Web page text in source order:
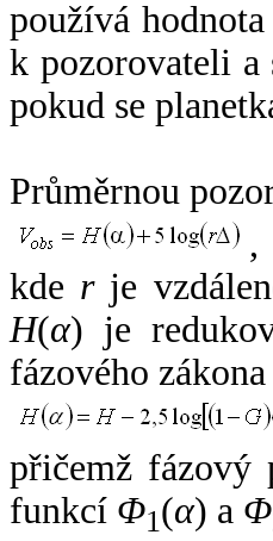
používá
k pozorovateli a
pokud se
Průměrnou
,
kde rje
H(α) je
fázového zákona
přičemž fázový
funkcí Φ1(α) a Φ